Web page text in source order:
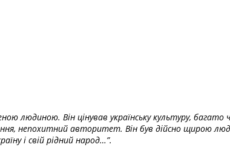
людиною. Він цінував українську культуру,
непохитний авторитет. Він був дійсно щирою
і свій рідний народ…”.